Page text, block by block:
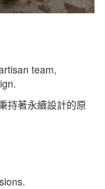
team,
持著永續設計的原